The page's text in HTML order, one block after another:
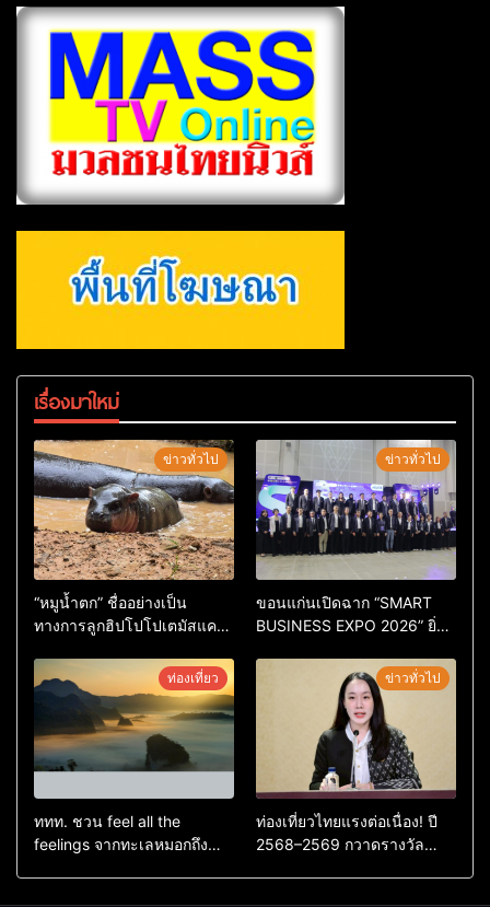
เรื่องมาใหม่
ข่าวทั่วไป
“หมูน้ำตก” ชื่ออย่างเป็น
ทางการลูกฮิปโปโปเตมัสแคระ
หลังผู้ร่วมกิจกรรมร่วมโหวต
ชนะกว่า 10,000 คะแนน
ข่าวทั่วไป
ขอนแก่นเปิดฉาก “SMART
BUSINESS EXPO 2026” ยิ่ง
ยกระดับเศรษฐกิจดิจิทัลอีสาน
ท่องเที่ยว
ททท. ชวน feel all the
feelings จากทะเลหมอกถึง
ข่าวทั่วไป
ท่องเที่ยวไทยแรงต่อเนื่อง! ปี
2568–2569 กวาดรางวัล